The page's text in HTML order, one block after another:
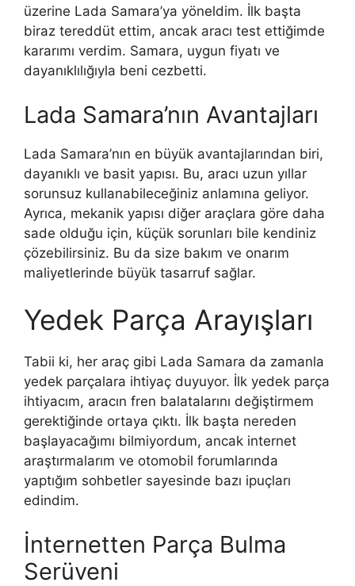
üzerine Lada Samara’ya yöneldim. İlk başta
biraz tereddüt ettim, ancak aracı test ettiğimde
kararımı verdim. Samara, uygun fiyatı ve
dayanıklılığıyla beni cezbetti.
Lada Samara’nın Avantajları
Lada Samara’nın en büyük avantajlarından biri,
dayanıklı ve basit yapısı. Bu, aracı uzun yıllar
sorunsuz kullanabileceğiniz anlamına geliyor.
Ayrıca, mekanik yapısı diğer araçlara göre daha
sade olduğu için, küçük sorunları bile kendiniz
çözebilirsiniz. Bu da size bakım ve onarım
maliyetlerinde büyük tasarruf sağlar.
Yedek Parça Arayışları
Tabii ki, her araç gibi Lada Samara da zamanla
yedek parçalara ihtiyaç duyuyor. İlk yedek parça
ihtiyacım, aracın fren balatalarını değiştirmem
gerektiğinde ortaya çıktı. İlk başta nereden
başlayacağımı bilmiyordum, ancak internet
araştırmalarım ve otomobil forumlarında
yaptığım sohbetler sayesinde bazı ipuçları
edindim.
İnternetten Parça Bulma
Serüveni